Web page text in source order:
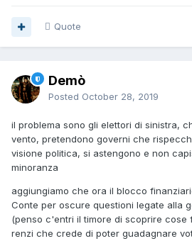
Quote
Demò
Posted October 28, 2019
il problema sono gli elettori di sinistra,
vento, pretendono governi che
visione politica, si astengono e non
minoranza
aggiungiamo che ora il blocco
Conte per oscure questioni legate alla
(penso c'entri il timore di scoprire cose
renzi che crede di poter guadagnare